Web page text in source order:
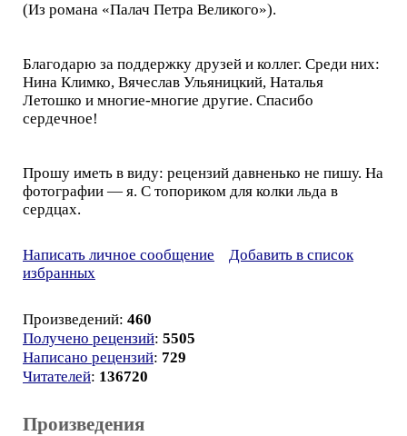
(Из романа «Палач Петра Великого»).
Благодарю за поддержку друзей и коллег. Среди них:
Нина Климко, Вячеслав Ульяницкий, Наталья
Летошко и многие-многие другие. Спасибо
сердечное!
Прошу иметь в виду: рецензий давненько не пишу. На
фотографии — я. С топориком для колки льда в
сердцах.
Написать личное сообщение
Добавить в список
избранных
Произведений: 460
Получено рецензий: 5505
Написано рецензий: 729
Читателей: 136720
Произведения